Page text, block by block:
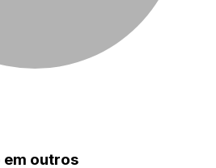
em outros